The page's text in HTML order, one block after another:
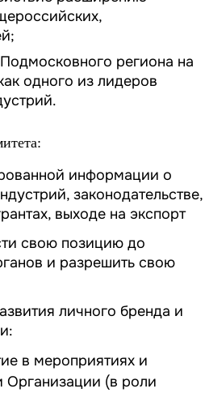
региона на
одного из лидеров
информации о
законодательстве,
выходе на экспорт
свою позицию до
и разрешить свою
личного бренда и
в мероприятиях и
Организации (в роли